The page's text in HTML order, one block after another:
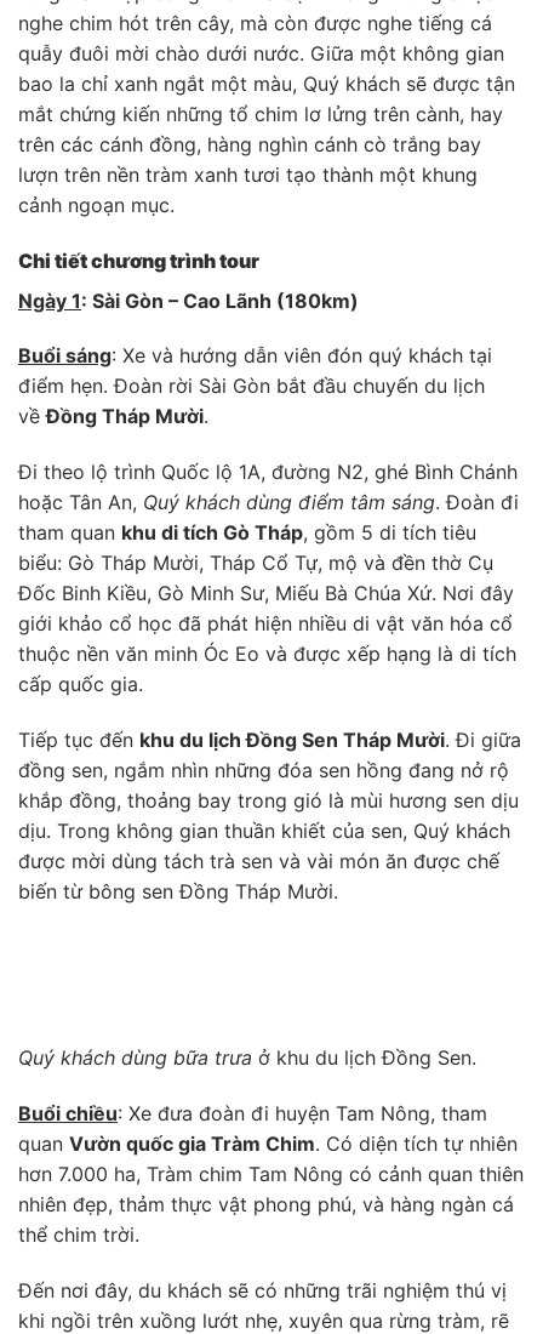
nghe chim hót trên cây, mà còn được nghe tiếng cá
quẫy đuôi mời chào dưới nước. Giữa một không gian
bao la chỉ xanh ngắt một màu, Quý khách sẽ được tận
mắt chứng kiến những tổ chim lơ lửng trên cành, hay
trên các cánh đồng, hàng nghìn cánh cò trắng bay
lượn trên nền tràm xanh tươi tạo thành một khung
cảnh ngoạn mục.
Chi tiết chương trình tour
Ngày 1: Sài Gòn – Cao Lãnh (180km)
Buổi sáng: Xe và hướng dẫn viên đón quý khách tại
điểm hẹn. Đoàn rời Sài Gòn bắt đầu chuyến du lịch
vềĐồng Tháp Mười.
Đi theo lộ trình Quốc lộ 1A, đường N2, ghé Bình Chánh
hoặc Tân An, Quý khách dùng điểm tâm sáng. Đoàn đi
tham quan khu di tích Gò Tháp, gồm 5 di tích tiêu
biểu: Gò Tháp Mười, Tháp Cổ Tự, mộ và đền thờ Cụ
Đốc Binh Kiều, Gò Minh Sư, Miếu Bà Chúa Xứ. Nơi đây
giới khảo cổ học đã phát hiện nhiều di vật văn hóa cổ
thuộc nền văn minh Óc Eo và được xếp hạng là di tích
cấp quốc gia.
Tiếp tục đến khu du lịch Đồng Sen Tháp Mười. Đi giữa
đồng sen, ngắm nhìn những đóa sen hồng đang nở rộ
khắp đồng, thoảng bay trong gió là mùi hương sen dịu
dịu. Trong không gian thuần khiết của sen, Quý khách
được mời dùng tách trà sen và vài món ăn được chế
biến từ bông sen Đồng Tháp Mười.
Quý khách dùng bữa trưa ở khu du lịch Đồng Sen.
Buổi chiều: Xe đưa đoàn đi huyện Tam Nông, tham
quan Vườn quốc gia Tràm Chim. Có diện tích tự nhiên
hơn 7.000 ha, Tràm chim Tam Nông có cảnh quan thiên
nhiên đẹp, thảm thực vật phong phú, và hàng ngàn cá
thể chim trời.
Đến nơi đây, du khách sẽ có những trãi nghiệm thú vị
khi ngồi trên xuồng lướt nhẹ, xuyên qua rừng tràm, rẽ